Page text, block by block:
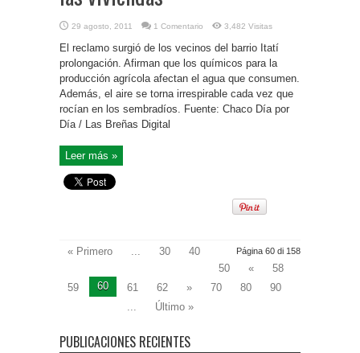
29 agosto, 2011 1 Comentario 3,482 Visitas
El reclamo surgió de los vecinos del barrio Itatí
prolongación. Afirman que los químicos para la
producción agrícola afectan el agua que consumen.
Además, el aire se torna irrespirable cada vez que
rocían en los sembradíos. Fuente: Chaco Día por
Día / Las Breñas Digital
Leer más »
Página 60 di 158
« Primero 30
40
50
«
58
59
60 61 62 » 70 80
90
Último »
PUBLICACIONES RECIENTES